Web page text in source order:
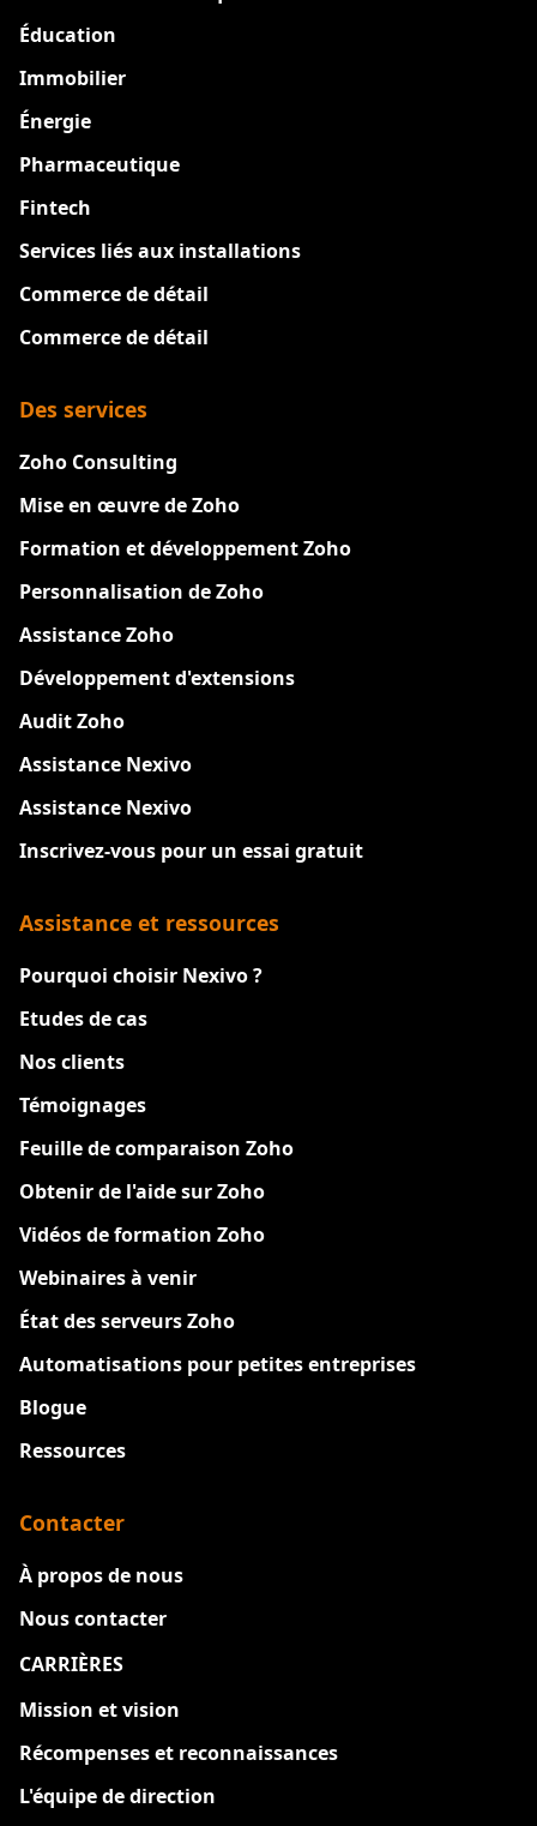
Éducation
Immobilier
Énergie
Pharmaceutique
Fintech
Services liés aux installations
Commerce de détail
Commerce de détail
Des services
Zoho Consulting
Mise en œuvre de Zoho
Formation et développement Zoho
Personnalisation de Zoho
Assistance Zoho
Développement d'extensions
Audit Zoho
Assistance Nexivo
Assistance Nexivo
Inscrivez-vous pour un essai gratuit
Assistance et ressources
Pourquoi choisir Nexivo ?
Etudes de cas
Nos clients
Témoignages
Feuille de comparaison Zoho
Obtenir de l'aide sur Zoho
Vidéos de formation Zoho
Webinaires à venir
État des serveurs Zoho
Automatisations pour petites entreprises
Blogue
Ressources
Contacter
À propos de nous
Nous contacter
CARRIÈRES
Mission et vision
Récompenses et reconnaissances
L'équipe de direction